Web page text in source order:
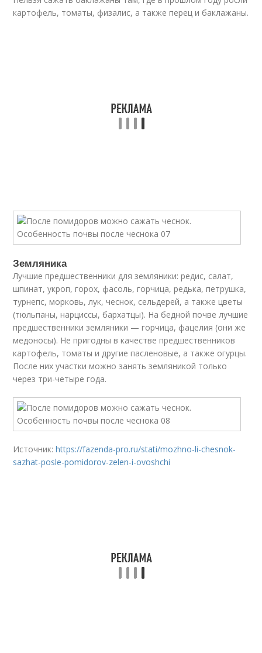
картофель, томаты, физалис, а также перец и баклажаны.
Земляника
Лучшие предшественники для земляники: редис, салат,
шпинат, укроп, горох, фасоль, горчица, редька, петрушка,
турнепс, морковь, лук, чеснок, сельдерей, а также цветы
(тюльпаны, нарциссы, бархатцы). На бедной почве лучшие
предшественники земляники — горчица, фацелия (они же
медоносы). Не пригодны в качестве предшественников
картофель, томаты и другие пасленовые, а также огурцы.
После них участки можно занять земляникой только
через три-четыре года.
Источник:https://fazenda-pro.ru/stati/mozhno-li-chesnok-
sazhat-posle-pomidorov-zelen-i-ovoshchi